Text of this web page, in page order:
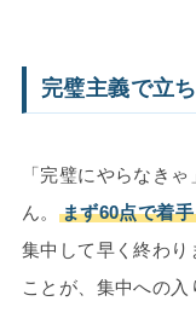
完璧主義で立
「完璧にやらなき
ん。
まず60点で着
集中して早く終わり
ことが、集中への入